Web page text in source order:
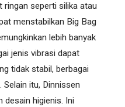
seperti silika atau
menstabilkan Big Bag
lebih banyak
jenis vibrasi dapat
tidak stabil, berbagai
Selain itu, Dinnissen
desain higienis. Ini